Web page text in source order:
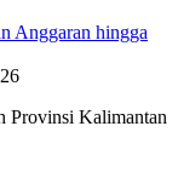
Anggaran hingga
Provinsi Kalimantan